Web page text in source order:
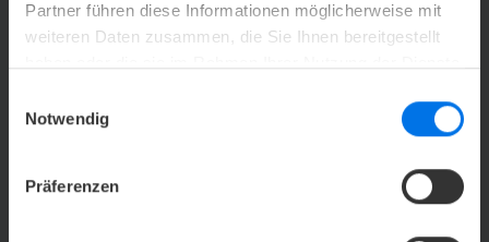
Partner führen diese Informationen möglicherweise mit
weiteren Daten zusammen, die Sie Ihnen bereitgestellt
Notwendig
Präferenzen
Y
ATLANTIC Hotel Landgut Horn